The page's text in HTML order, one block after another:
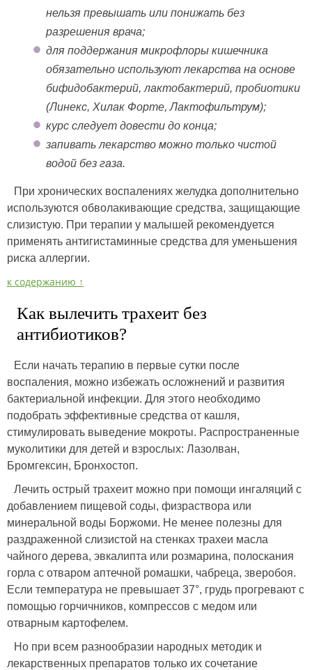
нельзя превышать или понижать без
разрешения врача;
для поддержания микрофлоры кишечника
обязательно используют лекарства на основе
бифидобактерий, лактобактерий, пробиотики
(Линекс, Хилак Форте, Лактофильтрум);
курс следует довести до конца;
запивать лекарство можно только чистой
водой без газа.
При хронических воспалениях желудка дополнительно
используются обволакивающие средства, защищающие
слизистую. При терапии у малышей рекомендуется
применять антигистаминные средства для уменьшения
риска аллергии.
к содержанию ↑
Как вылечить трахеит без
антибиотиков?
Если начать терапию в первые сутки после
воспаления, можно избежать осложнений и развития
бактериальной инфекции. Для этого необходимо
подобрать эффективные средства от кашля,
стимулировать выведение мокроты. Распространенные
муколитики для детей и взрослых: Лазолван,
Бромгексин, Бронхостоп.
Лечить острый трахеит можно при помощи ингаляций с
добавлением пищевой соды, физраствора или
минеральной воды Боржоми. Не менее полезны для
раздраженной слизистой на стенках трахеи масла
чайного дерева, эвкалипта или розмарина, полоскания
горла с отваром аптечной ромашки, чабреца, зверобоя.
Если температура не превышает 37°, грудь прогревают с
помощью горчичников, компрессов с медом или
отварным картофелем.
Но при всем разнообразии народных методик и
лекарственных препаратов только их сочетание